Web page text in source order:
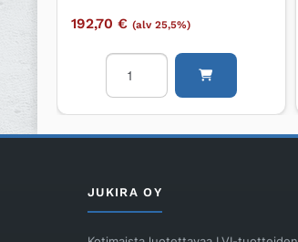
192,70€ (alv 25,5%)
SUODATINKOTELO
ALTECH
ASKP
ILMAN
JUKIRA OY